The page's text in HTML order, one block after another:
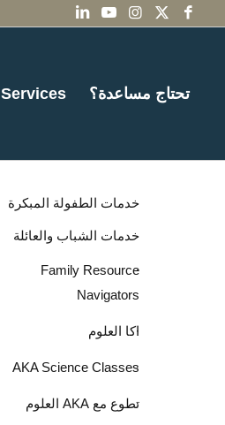
تحتاج مساعدة؟ Services
خدمات الطفولة المبكرة
خدمات الشباب والعائلة
Family Resource
Navigators
اكا العلوم
AKA Science Classes
تطوع مع AKA العلوم